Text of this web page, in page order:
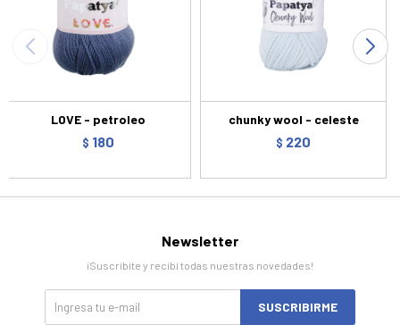
LOVE - petroleo
$ 180
chunky wool - celeste
$ 220
Newsletter
¡Suscribite y recibí todas nuestras novedades!
SUSCRIBIRME